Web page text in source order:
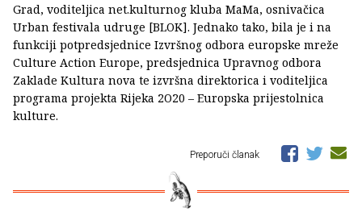
Grad, voditeljica net.kulturnog kluba MaMa, osnivačica
Urban festivala udruge [BLOK]. Jednako tako, bila je i na
funkciji potpredsjednice Izvršnog odbora europske mreže
Culture Action Europe, predsjednica Upravnog odbora
Zaklade Kultura nova te izvršna direktorica i voditeljica
programa projekta Rijeka 2O20 – Europska prijestolnica
kulture.
Preporuči članak